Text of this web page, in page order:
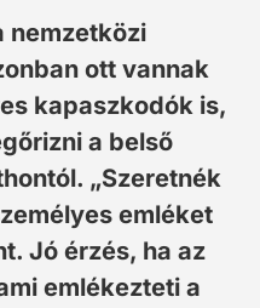
nemzetközi
ott vannak
kapaszkodók is,
a belső
„Szeretnék
emléket
Jó érzés, ha az
emlékezteti a